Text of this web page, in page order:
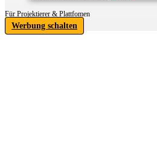
Für Projektierer & Plattfomen
Werbung schalten